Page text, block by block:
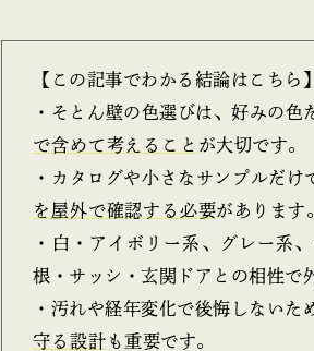
【この記事でわかる結論はこちら】
・そとん壁の色選びは、好みの色
で含めて考えること が大切です。
・カタログや小さなサンプルだけ
を屋外で確認する必要があります
・白・アイボリー系、グレー系
根・サッシ・玄関ドアとの相性で
・汚れや経年変化で後悔しないた
守る設計 も重要です。